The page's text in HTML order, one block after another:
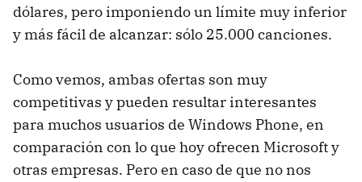
dólares, pero imponiendo un límite muy inferior
y más fácil de alcanzar: sólo 25.000 canciones.
Como vemos, ambas ofertas son muy
competitivas y pueden resultar interesantes
para muchos usuarios de Windows Phone, en
comparación con lo que hoy ofrecen Microsoft y
otras empresas. Pero en caso de que no nos